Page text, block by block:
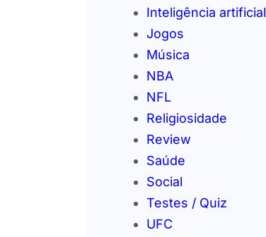
Inteligência artificial
Jogos
Música
NBA
NFL
Religiosidade
Review
Saúde
Social
Testes / Quiz
UFC